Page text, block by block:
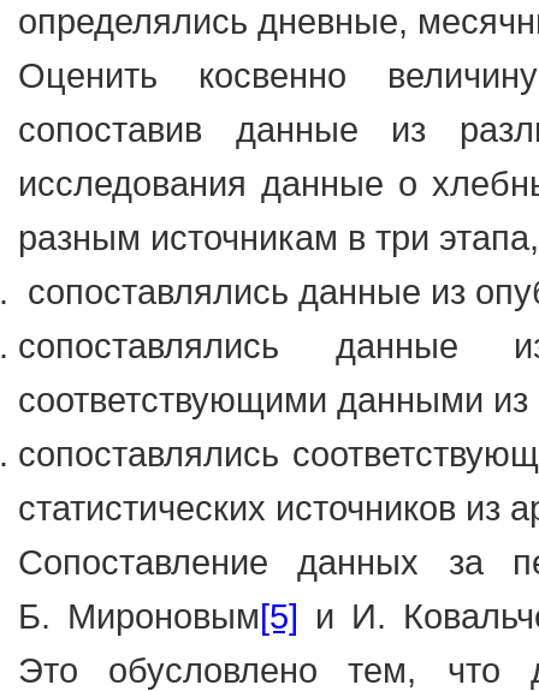
определялись дневные,
Оценить косвенно
сопоставив данные из
исследования данные о
разным источникам в три
сопоставлялись данные из
сопоставлялись данные
соответствующими данными
сопоставлялись
статистических источников из
Сопоставление данных за
Б. Мироновым[5] и И.
Это обусловлено тем, что